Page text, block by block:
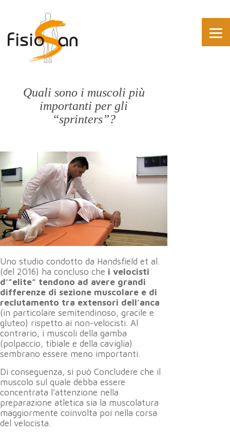
Quali sono i muscoli più
importanti per gli
“sprinters”?
Uno studio condotto da Handsfield et al.
(del 2016) ha concluso che i velocisti
d’”elite” tendono ad avere grandi
differenze di sezione muscolare e di
reclutamento tra extensori dell’anca
(in particolare semitendinoso, gracile e
gluteo) rispetto ai non-velocisti. Al
contrario, i muscoli della gamba
(polpaccio, tibiale e della caviglia)
sembrano essere meno importanti.
Di conseguenza, si può Concludere che il
muscolo sul quale debba essere
concentrata l’attenzione nella
preparazione atletica sia la muscolatura
maggiormente coinvolta poi nella corsa
del velocista.